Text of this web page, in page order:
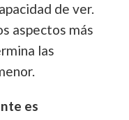
de ver.
aspectos más
las
es